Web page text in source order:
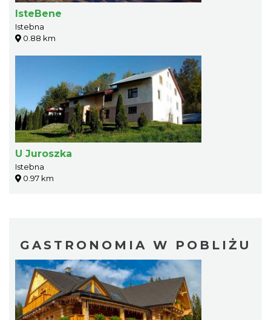
IsteBene
Istebna
0.88 km
U Juroszka
Istebna
0.97 km
GASTRONOMIA W POBLIŻU